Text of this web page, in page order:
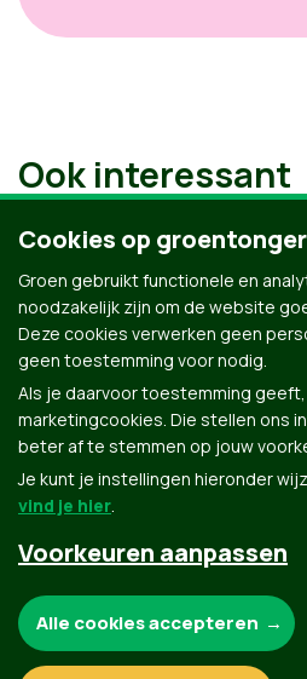
Ook interessant
Groen.be
Contact
Cookies op
Groen gebruikt functionele en
noodzakelijk zijn om de website
Deze cookies verwerken geen
geen toestemming voor nodig.
Als je daarvoor toestemming geeft,
marketingcookies. Die stellen ons
beter af te stemmen op jouw
Je kunt je instellingen hieronder
vind je hier.
Voorkeuren aanpassen
Alle cookies accepteren